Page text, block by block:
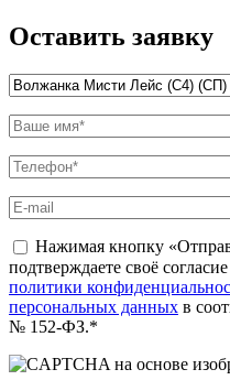
Оставить заявку
Название товара*
Ваше имя
Телефон
E-mail
politika*
Нажимая кнопку
подтверждаете своё
политики
персональных данных в
№ 152-ФЗ.*